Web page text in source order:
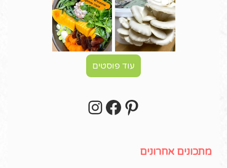
עוד פוסטים
Pinterest
Facebook
מתכונים אחרונים